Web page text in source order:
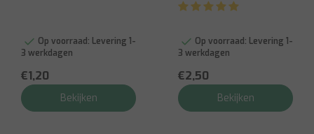
Op voorraad: Levering 1-
3 werkdagen
€1,20
Bekijken
Op voorraad: Levering 1-
3 werkdagen
€2,50
Bekijken